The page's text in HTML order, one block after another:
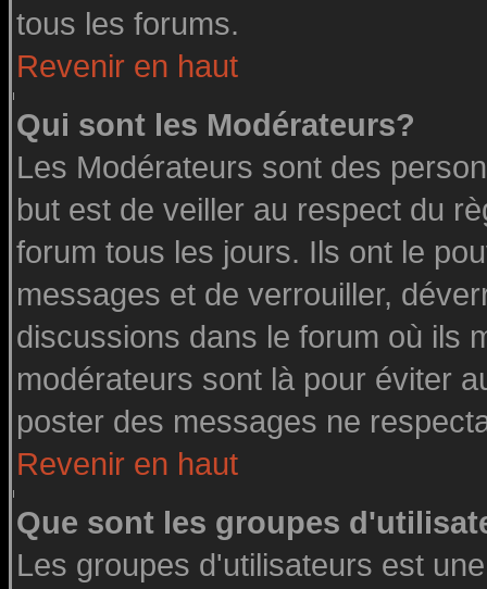
tous les forums.
Revenir en haut
Qui sont les Modérateurs?
Les Modérateurs sont des
but est de veiller au respect du
forum tous les jours. Ils ont le
messages et de verrouiller,
discussions dans le forum où ils
modérateurs sont là pour éviter
poster des messages ne
Revenir en haut
Que sont les groupes
Les groupes d'utilisateurs est